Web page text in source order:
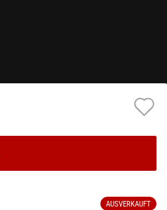
AUSVERKAUFT